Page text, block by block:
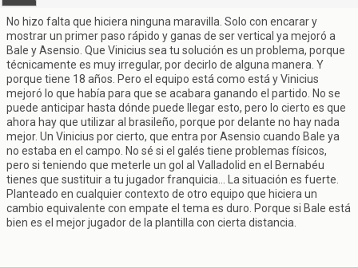
No hizo falta que hiciera ninguna maravilla. Solo con encarar y
mostrar un primer paso rápido y ganas de ser vertical ya mejoró a
Bale y Asensio. Que Vinicius sea tu solución es un problema, porque
técnicamente es muy irregular, por decirlo de alguna manera. Y
porque tiene 18 años. Pero el equipo está como está y Vinicius
mejoró lo que había para que se acabara ganando el partido. No se
puede anticipar hasta dónde puede llegar esto, pero lo cierto es que
ahora hay que utilizar al brasileño, porque por delante no hay nada
mejor. Un Vinicius por cierto, que entra por Asensio cuando Bale ya
no estaba en el campo. No sé si el galés tiene problemas físicos,
pero si teniendo que meterle un gol al Valladolid en el Bernabéu
tienes que sustituir a tu jugador franquicia... La situación es fuerte.
Planteado en cualquier contexto de otro equipo que hiciera un
cambio equivalente con empate el tema es duro. Porque si Bale está
bien es el mejor jugador de la plantilla con cierta distancia.